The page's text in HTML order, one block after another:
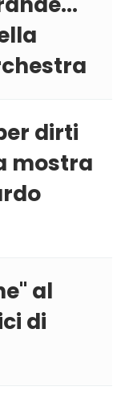
dirti
mostra
al
di